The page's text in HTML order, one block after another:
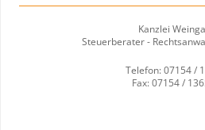
Kanzlei
Steuerberater -
Telefon: 07154 /
Fax: 07154 /